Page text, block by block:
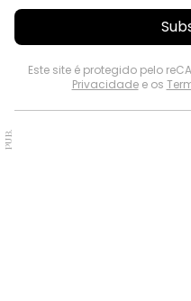
Este site é protegido pelo
Privacidadee os
PUB.